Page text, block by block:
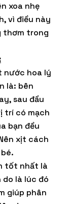
xoa nhẹ
vì điều này
thơm trong
nước hoa lý
là: bên
sau đầu
trí có mạch
bạn đều
xịt cách
tốt nhất là
do là lúc đó
giúp phân